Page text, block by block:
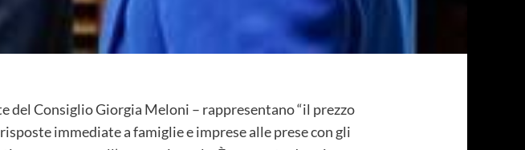
del Consiglio Giorgia Meloni – rappresentano “il prezzo
immediate a famiglie e imprese alle prese con gli